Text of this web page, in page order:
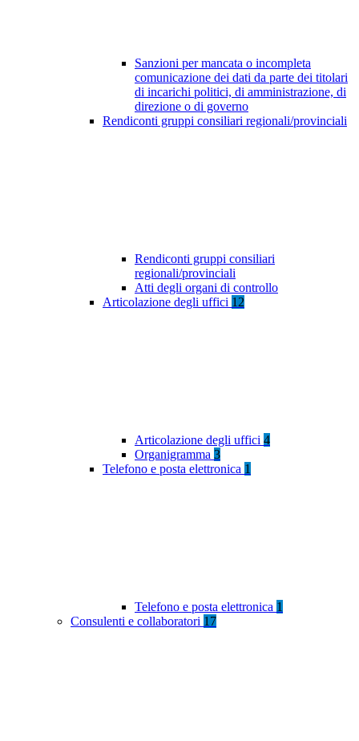
Sanzioni per mancata o incompleta
comunicazione dei dati da parte dei titolari
di incarichi politici, di amministrazione, di
direzione o di governo
Rendiconti gruppi consiliari regionali/provinciali
Rendiconti gruppi consiliari
regionali/provinciali
Atti degli organi di controllo
Articolazione degli uffici 12
Articolazione degli uffici 4
Organigramma 3
Telefono e posta elettronica 1
Telefono e posta elettronica 1
Consulenti e collaboratori 17